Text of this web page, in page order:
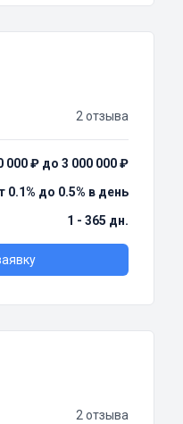
2 отзыва
000 ₽ до 3 000 000 ₽
0.1% до 0.5% в день
1 - 365 дн.
2 отзыва